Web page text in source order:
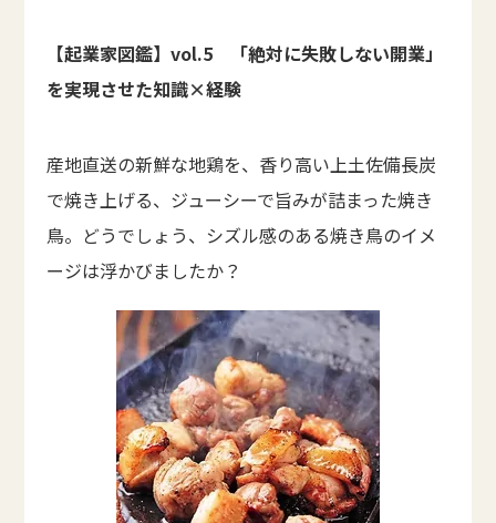
【起業家図鑑】vol.5 「絶対に失敗しない開業」
を実現させた知識×経験
産地直送の新鮮な地鶏を、香り高い上土佐備長炭
で焼き上げる、ジューシーで旨みが詰まった焼き
鳥。どうでしょう、シズル感のある焼き鳥のイメ
ージは浮かびましたか？